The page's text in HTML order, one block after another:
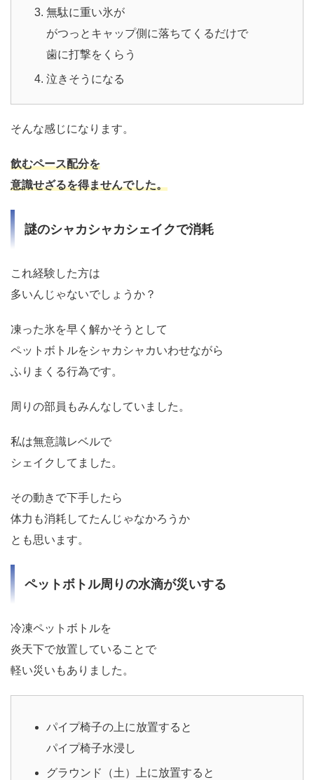
無駄に重い氷が
がつっとキャップ側に落ちてくるだけで
歯に打撃をくらう
泣きそうになる
そんな感じになります。
飲むペース配分を
意識せざるを得ませんでした。
謎のシャカシャカシェイクで消耗
これ経験した方は
多いんじゃないでしょうか？
凍った氷を早く解かそうとして
ペットボトルをシャカシャカいわせながら
ふりまくる行為です。
周りの部員もみんなしていました。
私は無意識レベルで
シェイクしてました。
その動きで下手したら
体力も消耗してたんじゃなかろうか
とも思います。
ペットボトル周りの水滴が災いする
冷凍ペットボトルを
炎天下で放置していることで
軽い災いもありました。
パイプ椅子の上に放置すると
パイプ椅子水浸し
グラウンド（土）上に放置すると